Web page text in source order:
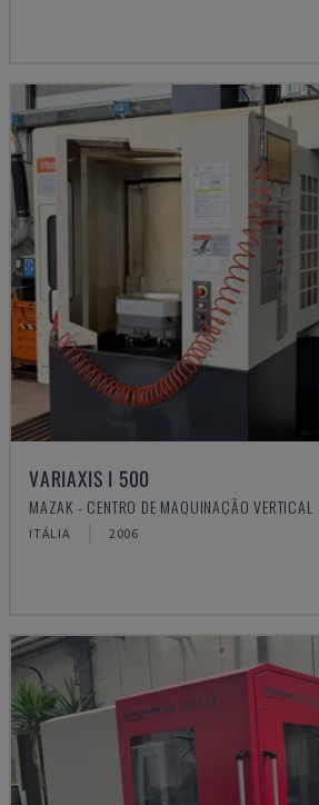
VARIAXIS I 500
MAZAK - CENTRO DE MAQUINAÇÃO VERTICAL
ITÁLIA 2006